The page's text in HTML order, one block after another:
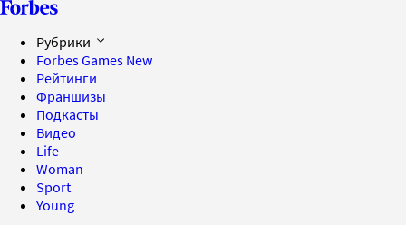
Рубрики
Forbes Games New
Рейтинги
Франшизы
Подкасты
Видео
Life
Woman
Sport
Young